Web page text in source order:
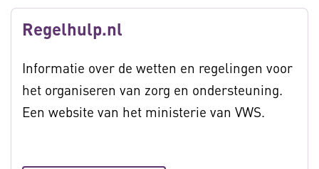
Regelhulp.nl
Informatie over de wetten en regelingen voor
het organiseren van zorg en ondersteuning.
Een website van het ministerie van VWS.